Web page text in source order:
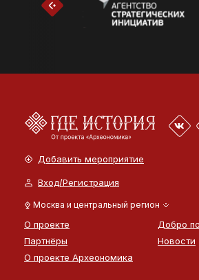
Добавить мероприятие
Вход/Регистрация
Москва и центральный регион
О проекте
Добро
Партнёры
Новости
О проекте Археономика